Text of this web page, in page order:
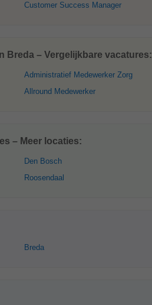
Customer Success Manager
Breda – Vergelijkbare vacatures:
Administratief Medewerker Zorg
Allround Medewerker
– Meer locaties:
Den Bosch
Roosendaal
Breda